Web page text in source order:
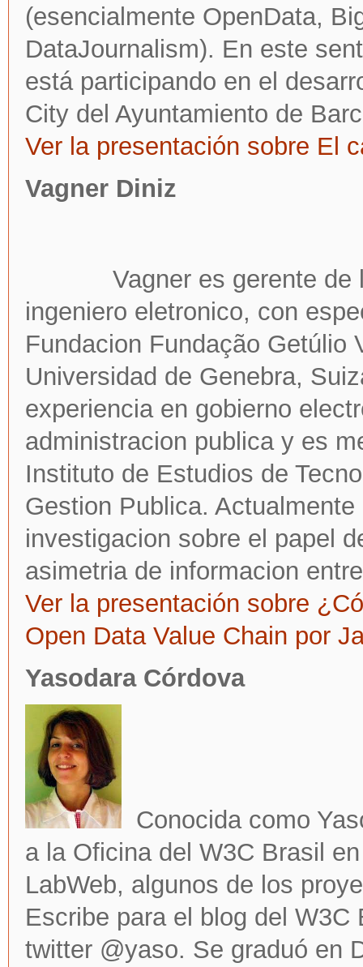
(esencialmente OpenData,
DataJournalism). En este
está participando en el
City del Ayuntamiento de
Ver la presentación sobre El
Vagner Diniz
Vagner es gerente
ingeniero eletronico, con
Fundacion Fundação Getúlio
Universidad de Genebra,
experiencia en gobierno
administracion publica y es
Instituto de Estudios de
Gestion Publica.
investigacion sobre el papel
asimetria de informacion
Ver la presentación sobre
Open Data Value Chain por
Yasodara Córdova
Conocida como
a la Oficina del W3C Brasil
LabWeb, algunos de los
Escribe para el blog del
twitter @yaso. Se graduó en